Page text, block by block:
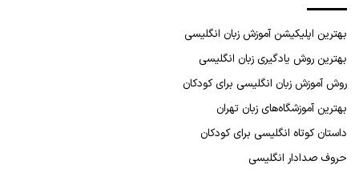
بهترین اپلیکیشن آموزش زبان انگلیسی
بهترین روش یادگیری زبان انگلیسی
روش آموزش زبان انگلیسی برای کودکان
بهترین آموزشگاه‌های زبان تهران
داستان کوتاه انگلیسی برای کودکان
حروف صدادار انگلیسی